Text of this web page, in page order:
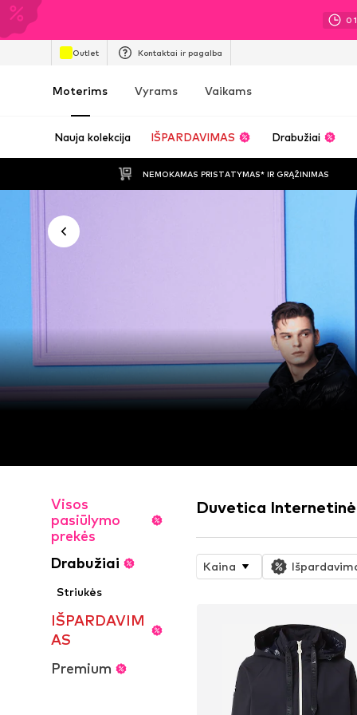
01
Outlet Kontaktai ir pagalba
Moterims Vyrams Vaikams
Nauja kolekcija IŠPARDAVIMAS Drabužiai
NEMOKAMAS PRISTATYMAS* IR GRĄŽINIMAS
Visos
pasiūlymo
prekės
Drabužiai
Striukės
IŠPARDAVIM
AS
Premium
Duvetica
Kaina